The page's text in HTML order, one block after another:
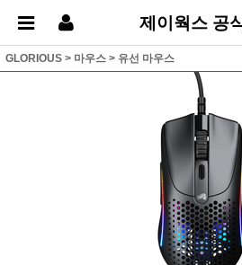
제이웍스 공
GLORIOUS > 마우스 > 유선 마우스